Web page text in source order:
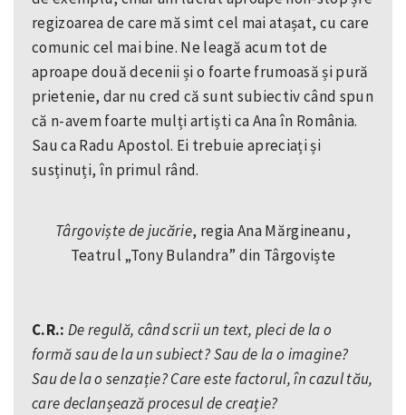
regizoarea de care mă simt cel mai atașat, cu care
comunic cel mai bine. Ne leagă acum tot de
aproape două decenii și o foarte frumoasă și pură
prietenie, dar nu cred că sunt subiectiv când spun
că n-avem foarte mulți artiști ca Ana în România.
Sau ca Radu Apostol. Ei trebuie apreciați și
susținuți, în primul rând.
Târgoviște de jucărie, regia Ana Mărgineanu,
Teatrul „Tony Bulandra” din Târgoviște
C.R.:De regulă, când scrii un text, pleci de la o
formă sau de la un subiect? Sau de la o imagine?
Sau de la o senzație? Care este factorul, în cazul tău,
care declanșează procesul de creație?